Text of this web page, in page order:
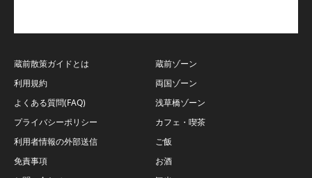
蔵前散策ガイドとは
利用規約
よくある質問(FAQ)
プライバシーポリシー
利用者情報の外部送信
免責事項
蔵前ゾーン
両国ゾーン
浅草橋ゾーン
カフェ・喫茶
ご飯
お酒